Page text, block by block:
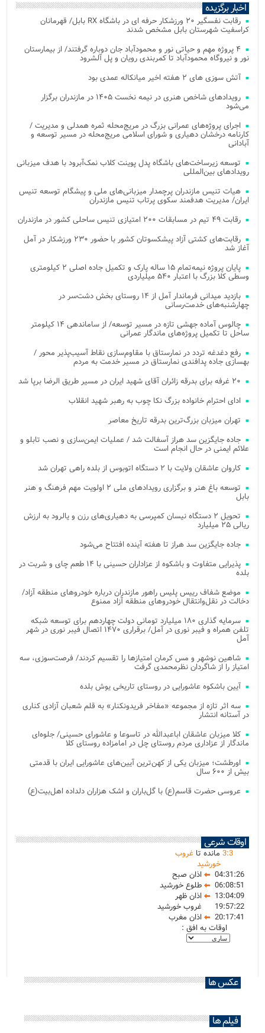
اخبار برگزیده
رقابت نفسگیر ۲۰ ورزشکار حرفه ای در باشگاه RX بابل/ قهرمانان
کراسفیت شهرستان بابل مشخص شدند
۴ پروژه مهم و حیاتی نور و محمودآباد جان دوباره گرفتند/ از بیمارستان
نور و نیروگاه محمودآباد تا کمربندی رویان و پل آلشرود
آتش‌ سوزی‌ های ۲ هفته اخیر میانکاله عمدی بود
رویدادهای شاخص هنری در نیمه نخست ۱۴۰۵ در مازندران برگزار
می‌شود
اجرای پروژه‌های عمرانی بزرگ در مریج‌محله ثمره همدلی و مدیریت /
کارنامه درخشان دهیاری و شورای اسلامی مریج‌محله در مسیر توسعه و
آبادانی
توسعه زیرساخت‌های باشگاه پدل پوینت کلاب نمک‌آبرود با هدف میزبانی
رویدادهای بین‌المللی
هیات تنیس مازندران پرچمدار میزبانی‌های ملی و پیشگام توسعه تنیس
ایران/ مدیریت هدفمند سکوی پرتاب تنیس مازندران
رقابت ۴۹ تیم در مسابقات ۲۰۰ امتیازی تنیس ساحلی کشور در مازندران
رقابت‌های کشتی آزاد پیشکسوتان کشور با حضور ۲۳۰ ورزشکار در آمل
آغاز شد
پایان پروژه نیمه‌تمام ۱۵ ساله پارک و تکمیل جاده اصلی ۲ کیلومتری
وسطی کلا بزرگ با اعتبار ۵۴۰ میلیاردی
بازدید میدانی فرماندار آمل از ۱۴ روستای بخش دشت‌سر در
چهارشنبه‌های خدمت‌رسانی
چالوس آماده جهشی تازه در مسیر توسعه/ از ساماندهی ۱۴ کیلومتر
ساحل تا تکمیل پروژه‌های ماندگار عمرانی
رفع دغدغه تردد در نمارستاق با مقاوم‌سازی نقاط آسیب‌پذیر محور /
بهسازی جاده پدافندی نمارستاق در مسیر خدمت به مردم
۲۰ غرفه برای بدرقه زائران آقای شهید ایران در مسیر طریق الرضا برپا شد
ادای احترام خانواده بزرگ نکا چوب به رهبر شهید انقلاب
تهران میزبان بزرگ‌ترین بدرقه تاریخ معاصر
جاده جایگزین سد هراز آسفالت شد / عملیات ایمن‌سازی و نصب تابلو و
علائم ایمنی در حال انجام است
کاروان عاشقان ولایت با ۲ دستگاه اتوبوس از بلده راهی تهران شد
توسعه باغ هنر و برگزاری رویدادهای ملی ۲ اولویت مهم فرهنگ و هنر
بابل
تحویل ۲ دستگاه نیسان کمپرسی به دهیاری‌های رزن و یالرود به ارزش
ریالی ۲۵ میلیارد
جاده جایگزین سد هراز تا هفته آینده افتتاح می‌شود
پذیرایی متفاوت و باشکوه از عزاداران حسینی با ۱۴ طعم چای و شربت در
بلده
موضع شفاف رییس پلیس راهور مازندران درباره خودروهای منطقه آزاد/
دخالت در نقل‌وانتقال خودروهای منطقه آزاد ممنوع
سرمایه گذاری ۱۸۰ میلیارد تومانی دولت چهاردهم برای توسعه شبکه
تلفن همراه و فیبر نوری در آمل/ برقراری ۱۴۷۰ اتصال فیبر نوری در شهر
آمل
شاهین نوشهر و مس کرمان امتیازها را تقسیم کردند/ فرصت‌سوزی، سه
امتیاز را از شاگردان نظرمحمدی گرفت
آیین باشکوه عاشورایی در روستای تاریخی یوش بلده
سه اثر تازه از مجموعه «مفاخر فریدونکنار» به قلم شعبان آزادی کناری
در آستانه انتشار
کلا میزبان عاشقان اباعبدالله در تاسوعا و عاشورای حسینی/ جلوه‌ای
ماندگار از عزاداری مردم روستای چل در امامزاده روستای کلا
اورطشت؛ میزبان یکی از کهن‌ترین آیین‌های عاشورایی ایران با قدمتی
بیش از ۶۰۰ سال
عروسی حضرت قاسم(ع) با گل‌باران و اشک هزاران دلداده اهل‌بیت(ع)
اوقات شرعی
3:3 مانده تا غروب
خورشید
04:31:26
اذان صبح
06:08:51
طلوع خورشید
13:04:09
اذان ظهر
19:57:22
غروب خورشید
20:17:41
اذان مغرب
اوقات به افق :
عکس ها
فیلم ها